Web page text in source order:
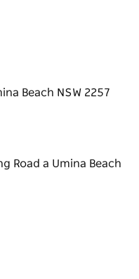
야외 레인 샤워 시설과
시 생활의 스트레스를
휴식을 만끽해 보세요.
Beach NSW 2257